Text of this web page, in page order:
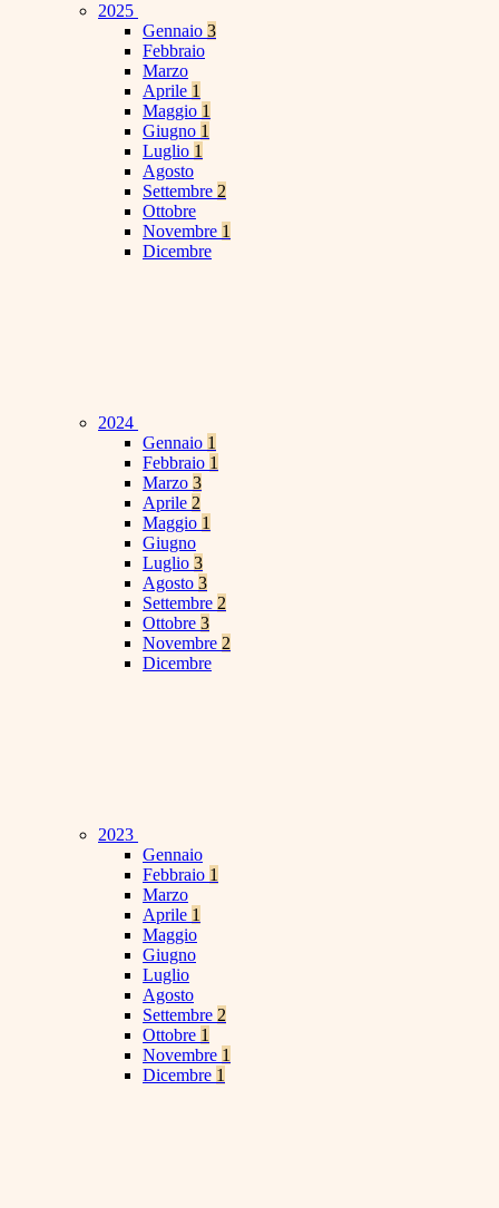
2025
Gennaio 3
Febbraio
Marzo
Aprile 1
Maggio 1
Giugno 1
Luglio 1
Agosto
Settembre 2
Ottobre
Novembre 1
Dicembre
2024
Gennaio 1
Febbraio 1
Marzo 3
Aprile 2
Maggio 1
Giugno
Luglio 3
Agosto 3
Settembre 2
Ottobre 3
Novembre 2
Dicembre
2023
Gennaio
Febbraio 1
Marzo
Aprile 1
Maggio
Giugno
Luglio
Agosto
Settembre 2
Ottobre 1
Novembre 1
Dicembre 1